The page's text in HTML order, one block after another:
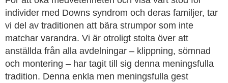
individer med Downs syndrom och deras familjer, tar
vi del av traditionen att bära strumpor som inte
matchar varandra. Vi är otroligt stolta över att
anställda från alla avdelningar – klippning, sömnad
och montering – har tagit till sig denna meningsfulla
tradition. Denna enkla men meningsfulla gest